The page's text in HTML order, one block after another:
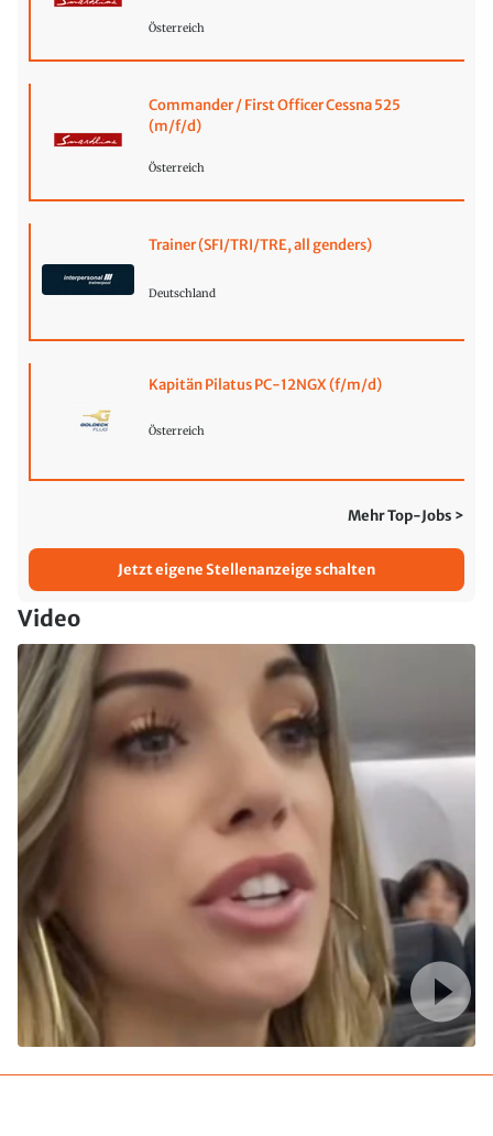
Österreich
Commander / First Officer Cessna 525
(m/f/d)
Österreich
Trainer (SFI/TRI/TRE, all genders)
Deutschland
Kapitän Pilatus PC-12NGX (f/m/d)
Österreich
Mehr Top-Jobs >
Jetzt eigene Stellenanzeige schalten
Video